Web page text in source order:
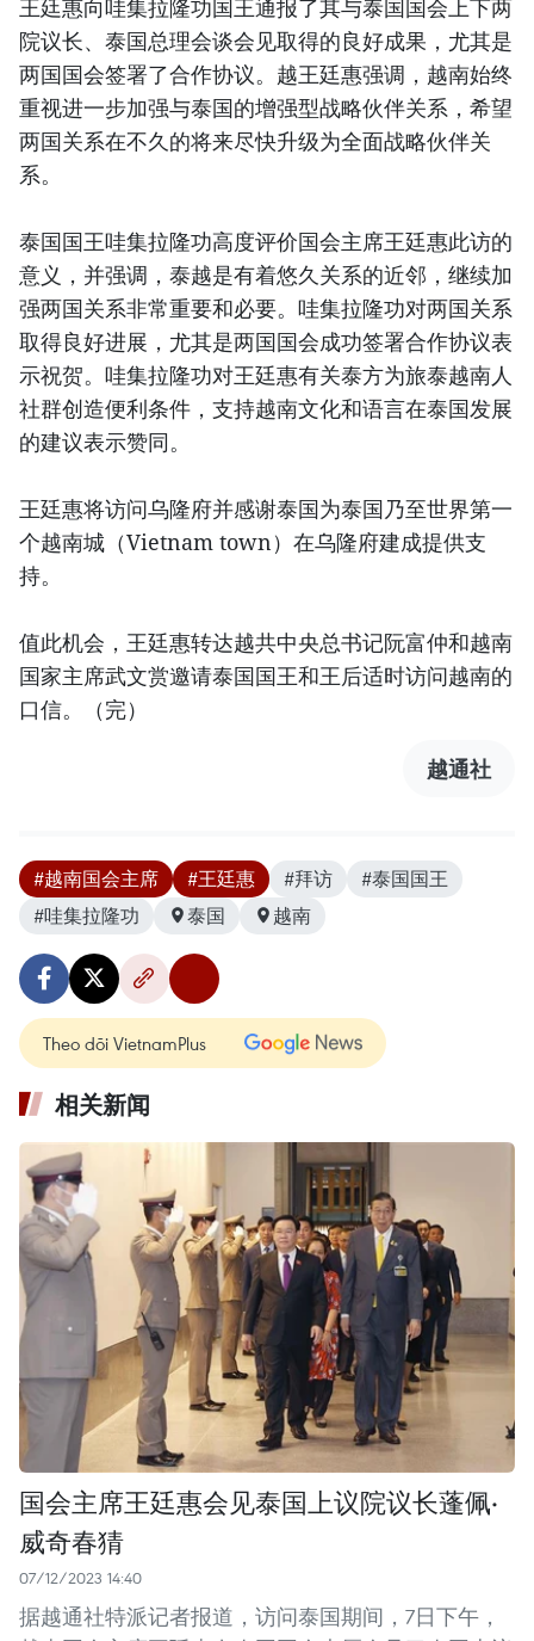
王廷惠向哇集拉隆功国王通报了其与泰国国会上下两
院议长、泰国总理会谈会见取得的良好成果，尤其是
两国国会签署了合作协议。越王廷惠强调，越南始终
重视进一步加强与泰国的增强型战略伙伴关系，希望
两国关系在不久的将来尽快升级为全面战略伙伴关
系。
泰国国王哇集拉隆功高度评价国会主席王廷惠此访的
意义，并强调，泰越是有着悠久关系的近邻，继续加
强两国关系非常重要和必要。哇集拉隆功对两国关系
取得良好进展，尤其是两国国会成功签署合作协议表
示祝贺。哇集拉隆功对王廷惠有关泰方为旅泰越南人
社群创造便利条件，支持越南文化和语言在泰国发展
的建议表示赞同。
王廷惠将访问乌隆府并感谢泰国为泰国乃至世界第一
个越南城（Vietnam town）在乌隆府建成提供支
持。
值此机会，王廷惠转达越共中央总书记阮富仲和越南
国家主席武文赏邀请泰国国王和王后适时访问越南的
口信。（完）
越通社
#越南国会主席 #王廷惠 #拜访
#泰国国王
#哇集拉隆功
泰国 越南
Theo dõi VietnamPlus
相关新闻
国会主席王廷惠会见泰国上议院议长蓬佩·
威奇春猜
07/12/2023 14:40
据越通社特派记者报道，访问泰国期间，7日下午，